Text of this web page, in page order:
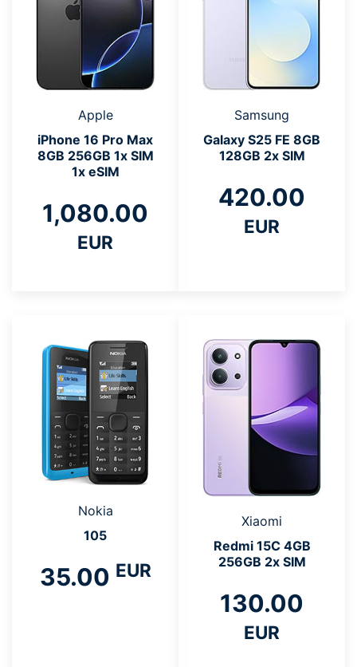
Apple
iPhone 16 Pro Max
8GB 256GB 1x SIM
1x eSIM
1,080.00
EUR
Samsung
Galaxy S25 FE 8GB
128GB 2x SIM
420.00
EUR
Nokia
105
35.00 EUR
Xiaomi
Redmi 15C 4GB
256GB 2x SIM
130.00
EUR